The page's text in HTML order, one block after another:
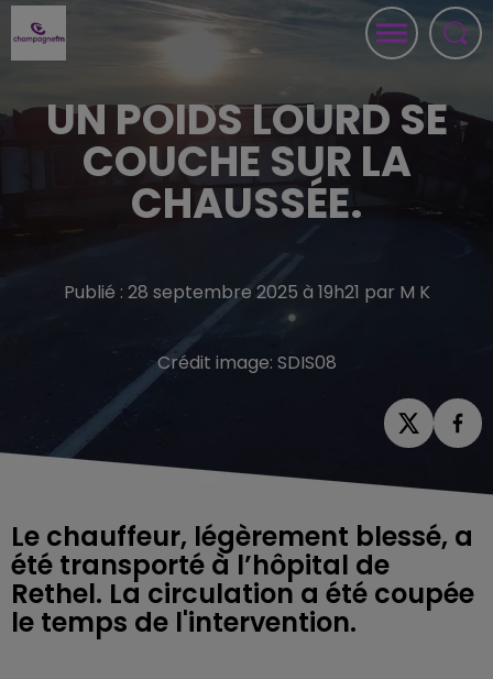
UN POIDS LOURD SE
COUCHE SUR LA
CHAUSSÉE.
Publié : 28 septembre 2025 à 19h21 par M K
Crédit image: SDIS08
Le chauffeur, légèrement blessé, a
été transporté à l’hôpital de
Rethel. La circulation a été coupée
le temps de l'intervention.